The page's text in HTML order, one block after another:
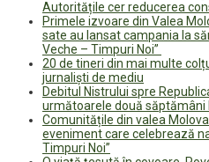
Autoritățile cer reducerea
Primele izvoare din Valea
sate au lansat campania la
Veche – Timpuri Noi”
20 de tineri din mai multe
jurnaliști de mediu
Debitul Nistrului spre
următoarele două săptămâni
Comunitățile din valea
eveniment care celebrează
Timpuri Noi”